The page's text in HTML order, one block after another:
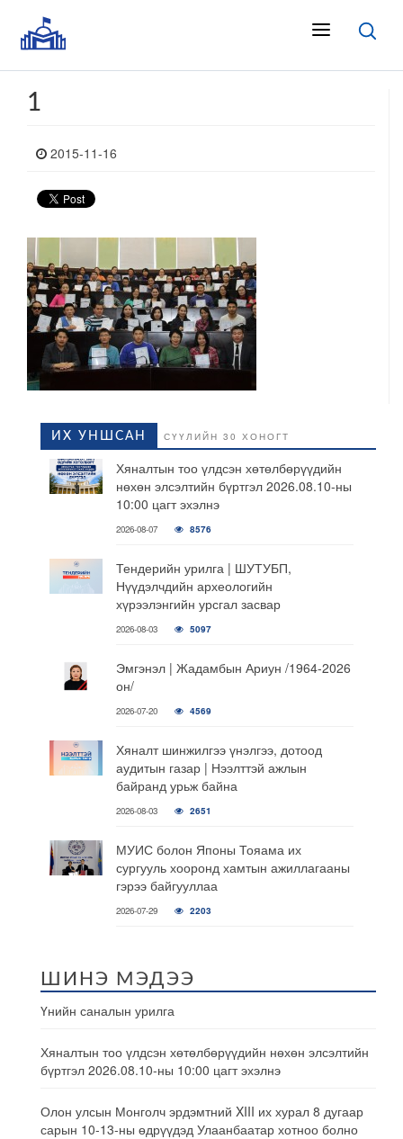
1
2015-11-16
ИХ УНШСАН СҮҮЛИЙН 30 ХОНОГТ
Хяналтын тоо үлдсэн хөтөлбөрүүдийн
нөхөн элсэлтийн бүртгэл 2026.08.10-ны
10:00 цагт эхэлнэ
2026-08-07 8576
Тендерийн урилга | ШУТУБП,
Нүүдэлчдийн археологийн
хүрээлэнгийн урсгал засвар
2026-08-03 5097
Эмгэнэл | Жадамбын Ариун /1964-2026
он/
2026-07-20 4569
Хяналт шинжилгээ үнэлгээ, дотоод
аудитын газар | Нээлттэй ажлын
байранд урьж байна
2026-08-03 2651
МУИС болон Японы Тояама их
сургууль хооронд хамтын ажиллагааны
гэрээ байгууллаа
2026-07-29 2203
ШИНЭ МЭДЭЭ
Үнийн саналын урилга
Хяналтын тоо үлдсэн хөтөлбөрүүдийн нөхөн элсэлтийн
бүртгэл 2026.08.10-ны 10:00 цагт эхэлнэ
Олон улсын Монголч эрдэмтний XIII их хурал 8 дугаар
сарын 10-13-ны өдрүүдэд Улаанбаатар хотноо болно